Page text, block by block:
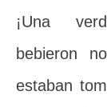
¡Una
bebieron
estaban